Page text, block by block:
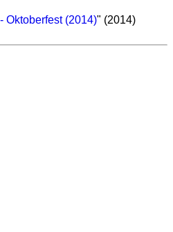
Oktoberfest (2014)" (2014)